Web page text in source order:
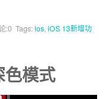
:0 Tags:ios, iOS 13新增功
模式